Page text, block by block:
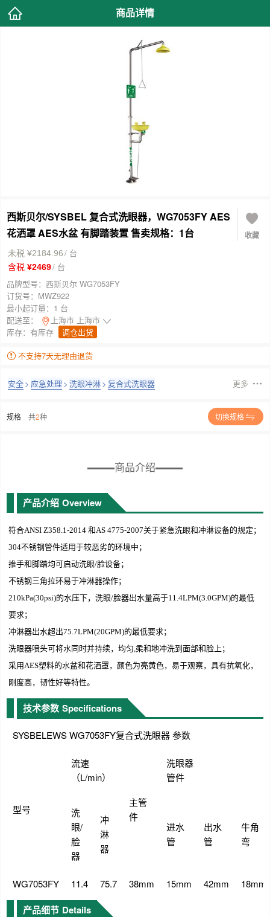
商品详情
西斯贝尔/SYSBEL 复合式洗眼器，WG7053FY AES
花洒罩 AES水盆 有脚踏装置 售卖规格：1台
收藏
未税 ¥2184.96/ 台
含税 ¥2469/ 台
品牌型号： 西斯贝尔 WG7053FY
订货号： MWZ922
最小起订量： 1 台
配送至：
上海市 上海市
库存： 有库存 调仓出货
不支持7天无理由退货
安全> 应急处理 > 洗眼冲淋> 复合式洗眼器 更多
规格 共2种 切换规格
商品介绍
产品介绍 Overview
符合ANSI Z358.1-2014 和AS 4775-2007关于紧急洗眼和冲淋设备的规定；
304不锈钢管件适用于较恶劣的环境中；
推手和脚踏均可启动洗眼/脸设备；
不锈钢三角拉环易于冲淋器操作；
210kPa(30psi)的水压下，洗眼/脸器出水量高于11.4LPM(3.0GPM)的最低
要求；
冲淋器出水超出75.7LPM(20GPM)的最低要求；
洗眼器喷头可将水同时并持续，均匀,柔和地冲洗到面部和脸上；
采用AES塑料的水盆和花洒罩，颜色为亮黄色，易于观察，具有抗氧化，
刚度高，韧性好等特性。
技术参数 Specifications
SYSBELEWS WG7053FY复合式洗眼器 参数
型号
流速
（L/min）
主管
件
洗眼器
管件
洗
眼/
脸
器
冲
淋
器
进水
管
出水
管
牛角
弯
WG7053FY 11.4 75.7 38mm 15mm 42mm 18mm
产品细节 Details